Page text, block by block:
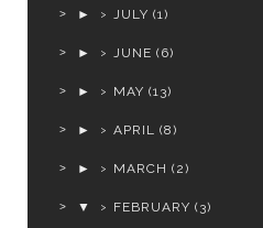
► JULY (1)
► JUNE (6)
► MAY (13)
► APRIL (8)
► MARCH (2)
▼ FEBRUARY (3)